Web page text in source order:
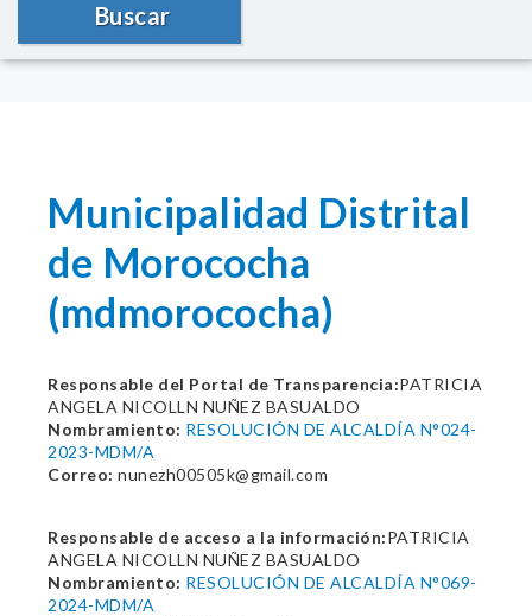
Buscar
Municipalidad Distrital
de Morococha
(mdmorococha)
Responsable del Portal de Transparencia:PATRICIA
ANGELA NICOLLN NUÑEZ BASUALDO
Nombramiento: RESOLUCIÓN DE ALCALDÍA N°024-
2023-MDM/A
Correo: nunezh00505k@gmail.com
Responsable de acceso a la información:PATRICIA
ANGELA NICOLLN NUÑEZ BASUALDO
Nombramiento: RESOLUCIÓN DE ALCALDÍA N°069-
2024-MDM/A